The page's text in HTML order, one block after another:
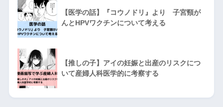
【医学の話】『コウノドリ』より 子宮頸が
んとHPVワクチンについて考える
【推しの子】アイの妊娠と出産のリスクにつ
いて産婦人科医学的に考察する